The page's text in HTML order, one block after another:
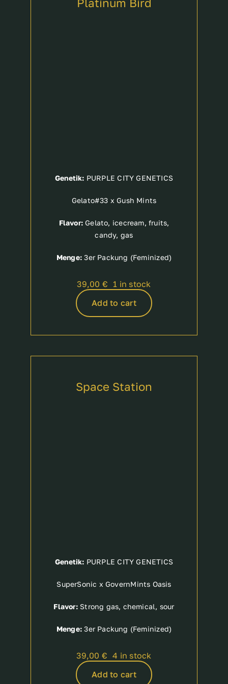
Platinum Bird
Genetik: PURPLE CITY GENETICS
Gelato#33 x Gush Mints
Flavor: Gelato, icecream, fruits,
candy, gas
Menge: 3er Packung (Feminized)
39,00 € 1 in stock
Add to cart
Space Station
Genetik: PURPLE CITY GENETICS
SuperSonic x GovernMints Oasis
Flavor:Strong gas, chemical, sour
Menge: 3er Packung (Feminized)
39,00 € 4 in stock
Add to cart